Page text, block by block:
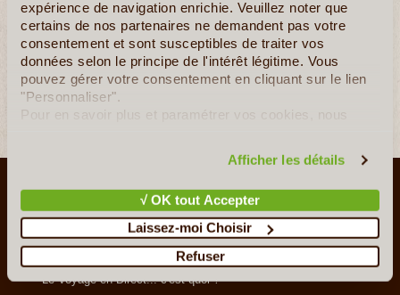
expérience de navigation enrichie. Veuillez noter que
certains de nos partenaires ne demandent pas votre
consentement et sont susceptibles de traiter vos
données selon le principe de l'intérêt légitime. Vous
pouvez gérer votre consentement en cliquant sur le lien
"Personnaliser".
Pour en savoir plus et paramétrer vos cookies, nous
Afficher les détails
√ OK tout Accepter
Laissez-moi Choisir
Refuser
LE VOYAGE AUTREMENT
Qui sommes-nous ?
Le Concept
Le Voyage en Direct... c'est quoi ?